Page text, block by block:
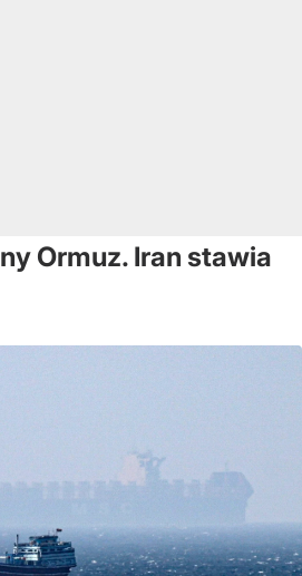
Ormuz. Iran stawia